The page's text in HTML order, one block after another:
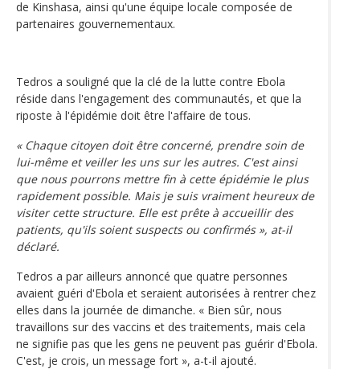
de Kinshasa, ainsi qu'une équipe locale composée de
partenaires gouvernementaux.
Tedros a souligné que la clé de la lutte contre Ebola
réside dans l'engagement des communautés, et que la
riposte à l'épidémie doit être l'affaire de tous.
« Chaque citoyen doit être concerné, prendre soin de
lui-même et veiller les uns sur les autres. C'est ainsi
que nous pourrons mettre fin à cette épidémie le plus
rapidement possible. Mais je suis vraiment heureux de
visiter cette structure. Elle est prête à accueillir des
patients, qu'ils soient suspects ou confirmés », at-il
déclaré.
Tedros a par ailleurs annoncé que quatre personnes
avaient guéri d'Ebola et seraient autorisées à rentrer chez
elles dans la journée de dimanche. « Bien sûr, nous
travaillons sur des vaccins et des traitements, mais cela
ne signifie pas que les gens ne peuvent pas guérir d'Ebola.
C'est, je crois, un message fort », a-t-il ajouté.